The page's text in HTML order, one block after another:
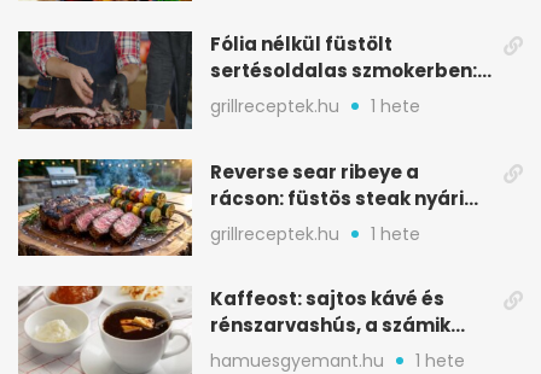
Fólia nélkül füstölt
sertésoldalas szmokerben:
ropogós bark, 6 óra
grillreceptek.hu 1 hete
Reverse sear ribeye a
rácson: füstös steak nyári
tökkebabbal
grillreceptek.hu 1 hete
Kaffeost: sajtos kávé és
rénszarvashús, a számik
melegítő itala
hamuesgyemant.hu 1 hete